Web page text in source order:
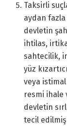
Taksirli
aydan
devletin
ihtilas,
sahtecilik,
yüz
veya istimal
resmi ihale
devletin
tecil edilmiş